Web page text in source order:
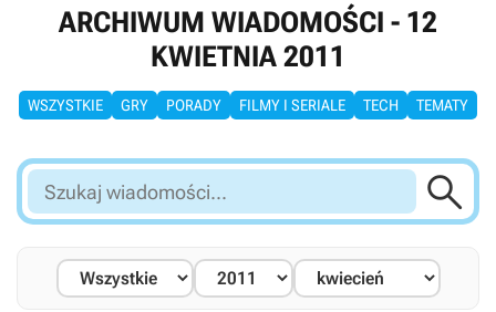
ARCHIWUM WIADOMOŚCI - 12
KWIETNIA 2011
WSZYSTKIE GRY PORADY FILMY I SERIALE TECH TEMATY
Szukaj
wiadomości...
